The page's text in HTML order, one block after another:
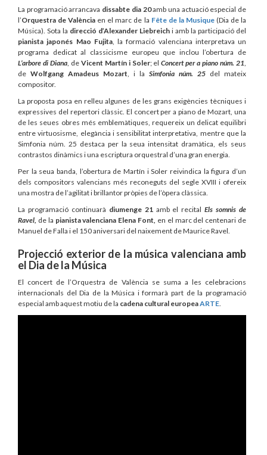
La programació arrancava dissabte dia 20amb una actuació especial de
l’Orquestra de València en el marc de la Fête de la Musique(Dia de la
Música). Sota la direcció d’Alexander Liebreich i amb la participació del
pianista japonés Mao Fujita, la formació valenciana interpretava un
programa dedicat al classicisme europeu que inclou l’obertura de
L’arbore di Diana, de Vicent Martín i Soler; elConcert per a piano núm. 21
de Wolfgang Amadeus Mozart , i la Simfonia núm. 25 del mateix
compositor.
La proposta posa en relleu algunes de les grans exigències tècniques i
expressives del repertori clàssic. El concert per a piano de Mozart, una
de les seues obres més emblemàtiques, requereix un delicat equilibri
entre virtuosisme, elegància i sensibilitat interpretativa, mentre que la
Simfonia núm. 25 destaca per la seua intensitat dramàtica, els seus
contrastos dinàmics i una escriptura orquestral d’una gran energia.
Per la seua banda, l’obertura de Martín i Soler reivindica la figura d’un
dels compositors valencians més reconeguts del segle XVIII i ofereix
una mostra de l’agilitat i brillantor pròpies de l’òpera clàssica.
La programació continuarà diumenge 21 amb el recitalEls somnis de
Ravel, de la pianista valenciana Elena Font en el marc del centenari de
Manuel de Falla i el 150 aniversari del naixement de Maurice Ravel.
Projecció exterior de la música valenciana amb
el Dia de la Música
El concert de l’Orquestra de València se suma a les celebracions
internacionals del Dia de la Música i formarà part de la programació
especial amb aquest motiu de la cadena cultural europeaARTE